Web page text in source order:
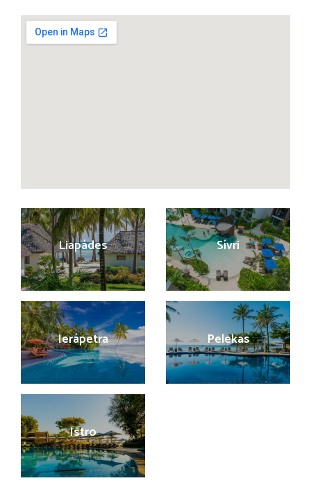
Liapádes Sívri
Ierápetra Pelekas
Istro